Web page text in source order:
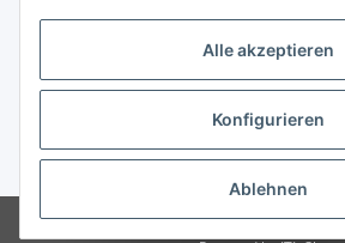
Alle akzeptieren
Konfigurieren
Ablehnen
Gesetzliche Informationen
Vertrag widerrufen
* Alle Preise inkl. gesetzlicher USt., zzgl.Versand
© Easy-Tex.com